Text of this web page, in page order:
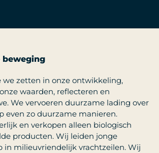
beweging
we zetten in onze ontwikkeling,
waarden, reflecteren en
We vervoeren duurzame lading over
even zo duurzame manieren.
en verkopen alleen biologisch
producten. Wij leiden jonge
in milieuvriendelijk vrachtzeilen. Wij